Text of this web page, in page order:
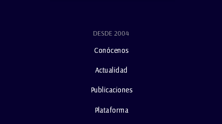
DESDE 2004
Conócenos
Actualidad
Publicaciones
Plataforma